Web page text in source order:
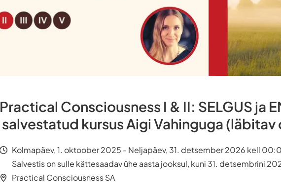
Practical Consciousness I & II: SELGUS ja
salvestatud kursus Aigi Vahinguga
Kolmapäev, 1. oktoober 2025 - Neljapäev, 31. detsember 2026 kell
Salvestis on sulle kättesaadav ühe aasta jooksul, kuni 31. detsembrini
Practical Consciousness SA